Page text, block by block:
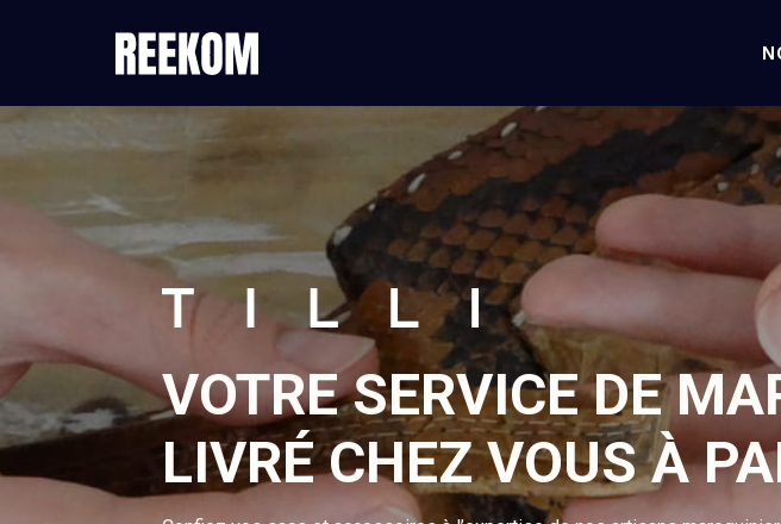
VOTRE SERVICE DE
LIVRÉ CHEZ VOUS À